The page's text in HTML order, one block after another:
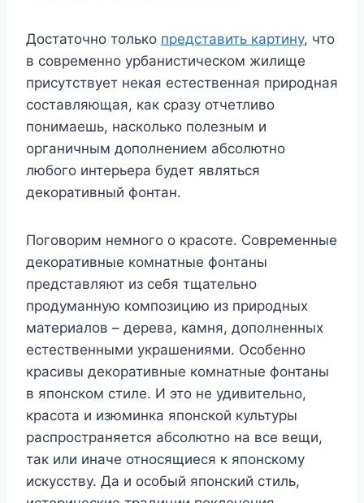
Достаточно только представить картину, что
в современно урбанистическом жилище
присутствует некая естественная природная
составляющая, как сразу отчетливо
понимаешь, насколько полезным и
органичным дополнением абсолютно
любого интерьера будет являться
декоративный фонтан.
Поговорим немного о красоте. Современные
декоративные комнатные фонтаны
представляют из себя тщательно
продуманную композицию из природных
материалов – дерева, камня, дополненных
естественными украшениями. Особенно
красивы декоративные комнатные фонтаны
в японском стиле. И это не удивительно,
красота и изюминка японской культуры
распространяется абсолютно на все вещи,
так или иначе относящиеся к японскому
искусству. Да и особый японский стиль,